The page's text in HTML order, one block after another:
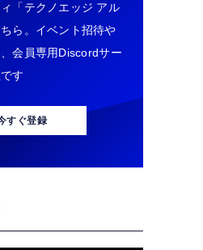
「テクノエッジ アル
ら。イベント招待や
会員専用Discordサー
す
すぐ登録